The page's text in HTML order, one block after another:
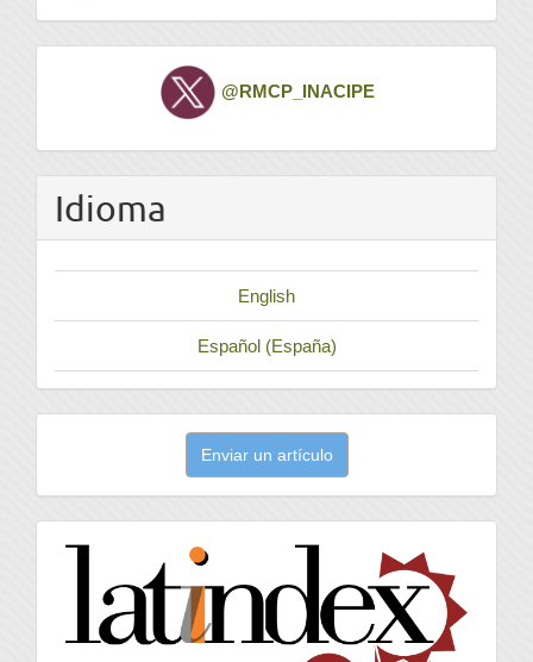
Twitter @RMCP_INACIPE
Idioma
English
Español (España)
artículo
Enviar un artículo
latindex